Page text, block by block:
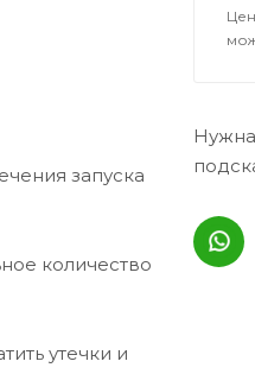
запуска
количество
утечки и